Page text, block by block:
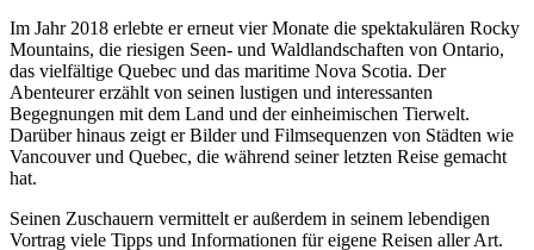
Im Jahr 2018 erlebte er erneut vier Monate die spektakulären Rocky
Mountains, die riesigen Seen- und Waldlandschaften von Ontario,
das vielfältige Quebec und das maritime Nova Scotia. Der
Abenteurer erzählt von seinen lustigen und interessanten
Begegnungen mit dem Land und der einheimischen Tierwelt.
Darüber hinaus zeigt er Bilder und Filmsequenzen von Städten wie
Vancouver und Quebec, die während seiner letzten Reise gemacht
hat.
Seinen Zuschauern vermittelt er außerdem in seinem lebendigen
Vortrag viele Tipps und Informationen für eigene Reisen aller Art.